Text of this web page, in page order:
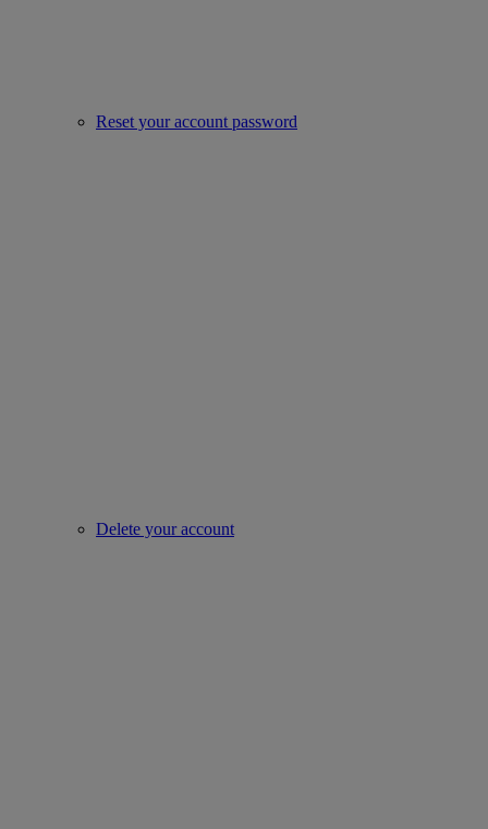
Reset your account password
Delete your account